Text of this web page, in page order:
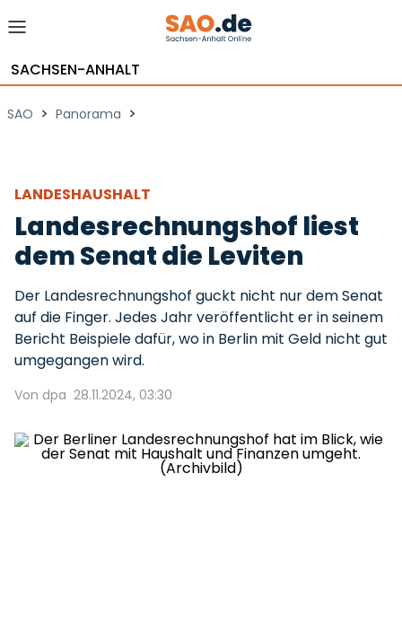
SACHSEN-ANHALT
SAO > Panorama >
LANDESHAUSHALT
Landesrechnungshof liest
dem Senat die Leviten
Der Landesrechnungshof guckt nicht nur dem Senat
auf die Finger. Jedes Jahr veröffentlicht er in seinem
Bericht Beispiele dafür, wo in Berlin mit Geld nicht gut
umgegangen wird.
Von dpa 28.11.2024, 03:30